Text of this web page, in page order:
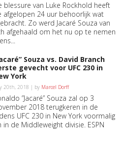
blessure van Luke Rockhold heeft
afgelopen 24 uur behoorlijk wat
Zo werd Jacaré Souza van
afgehaald om het nu op te nemen
Souza vs. David Branch
gevecht voor UFC 230 in
York
20th, 2018 | by Marcel Dorff
”Jacaré” Souza zal op 3
2018 terugkeren in de
UFC 230 in New York voormalig
de Middleweight divisie. ESPN